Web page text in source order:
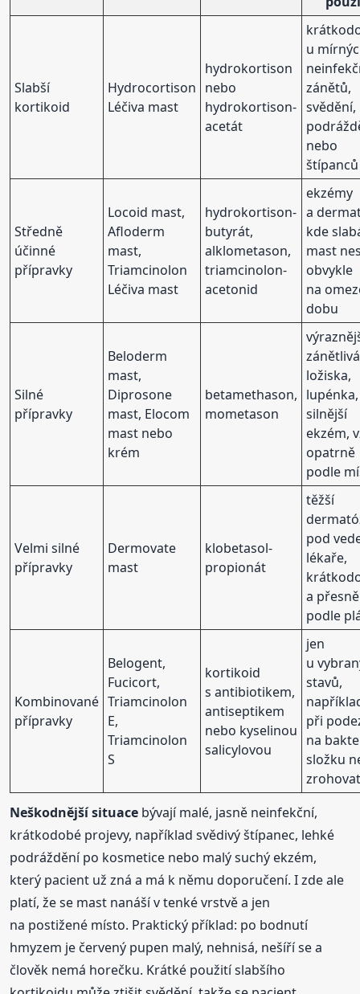
Slabší
kortikoid
Hydrocortison
Léčiva mast
hydrokortison
nebo
hydrokortison-
acetát
u
zánětů,
svědění,
nebo
štípanců
Středně
účinné
přípravky
Locoid mast,
Afloderm
mast,
Triamcinolon
Léčiva mast
hydrokortison-
butyrát,
alklometason,
triamcinolon-
acetonid
ekzémy
a
kde
mast
obvykle
na
dobu
Silné
přípravky
Beloderm
mast,
Diprosone
mast, Elocom
mast nebo
krém
betamethason,
mometason
zánětlivá
ložiska,
lupénka,
silnější
ekzém,
opatrně
podle
Velmi silné
přípravky
Dermovate
mast
klobetasol-
propionát
těžší
pod
lékaře,
a přesně
podle
Kombinované
přípravky
Belogent,
Fucicort,
Triamcinolon
E,
Triamcinolon
S
kortikoid
s antibiotikem,
antiseptikem
nebo kyselinou
salicylovou
jen
u
stavů,
při
na
složku
Neškodnější situace bývají malé, jasně neinfekční,
krátkodobé projevy, například svědivý štípanec, lehké
podráždění po kosmetice nebo malý suchý ekzém,
který pacient už zná a má k němu doporučení. I zde ale
platí, že se mast nanáší v tenké vrstvě a jen
na postižené místo. Praktický příklad: po bodnutí
hmyzem je červený pupen malý, nehnisá, nešíří se a
člověk nemá horečku. Krátké použití slabšího